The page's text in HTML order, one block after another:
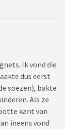
Ik vond die
dus eerst
soezen), bakte
Als ze
kant van
ineens vond